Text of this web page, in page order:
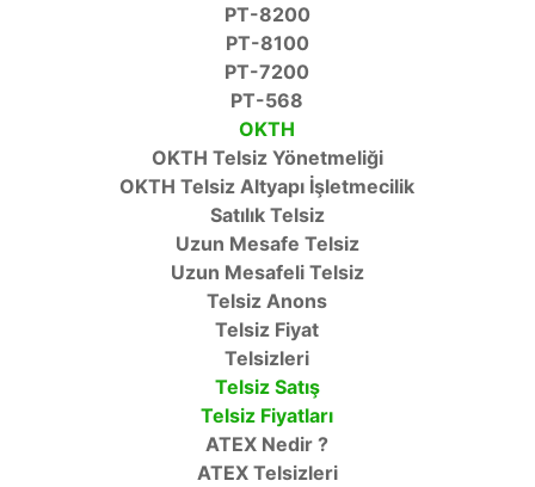
PT-8200
PT-8100
PT-7200
PT-568
OKTH
OKTH Telsiz Yönetmeliği
OKTH Telsiz Altyapı İşletmecilik
Satılık Telsiz
Uzun Mesafe Telsiz
Uzun Mesafeli Telsiz
Telsiz Anons
Telsiz Fiyat
Telsizleri
Telsiz Satış
Telsiz Fiyatları
ATEX Nedir ?
ATEX Telsizleri